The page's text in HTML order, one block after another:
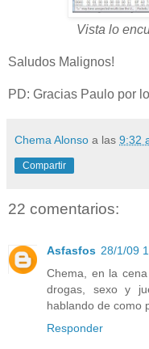
Vista lo
Saludos Malignos!
PD: Gracias Paulo por
Chema Alonso a las 9:32
Compartir
22 comentarios:
Asfasfos 28/1/09
Chema, en la
drogas, sexo y
hablando de como
Responder